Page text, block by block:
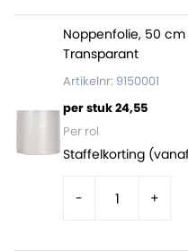
Noppenfolie, 50 cm
Transparant
Artikelnr: 9150001
per stuk 24,55
Per rol
Staffelkorting
- +